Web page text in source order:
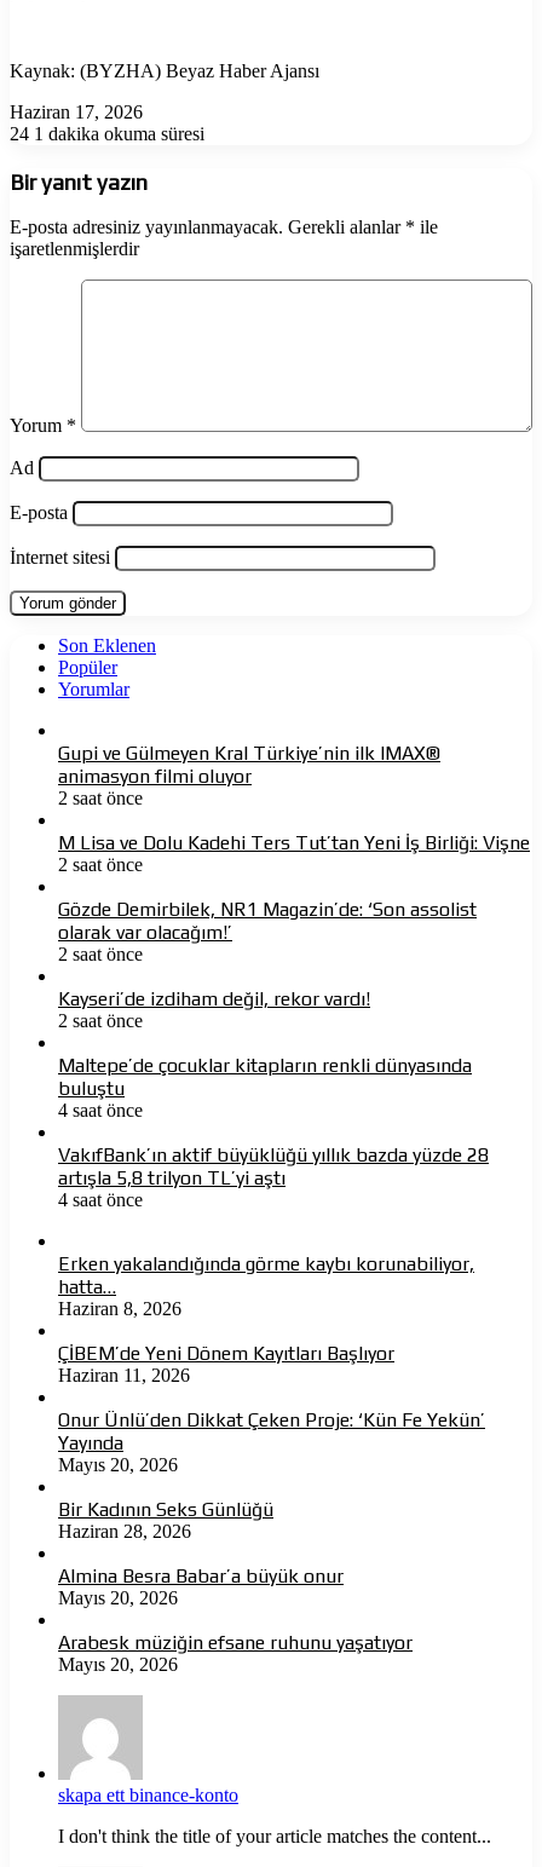
Kaynak: (BYZHA) Beyaz Haber Ajansı
Haziran 17, 2026
24 1 dakika okuma süresi
Bir yanıt yazın
E-posta adresiniz yayınlanmayacak. Gerekli alanlar * ile
işaretlenmişlerdir
Yorum *
Ad
E-posta
İnternet sitesi
Son Eklenen
Popüler
Yorumlar
Gupi ve Gülmeyen Kral Türkiye’nin ilk IMAX®
animasyon filmi oluyor
2 saat önce
M Lisa ve Dolu Kadehi Ters Tut’tan Yeni İş Birliği: Vişne
2 saat önce
Gözde Demirbilek, NR1 Magazin’de: ‘Son assolist
olarak var olacağım!’
2 saat önce
Kayseri’de izdiham değil, rekor vardı!
2 saat önce
Maltepe’de çocuklar kitapların renkli dünyasında
buluştu
4 saat önce
VakıfBank’ın aktif büyüklüğü yıllık bazda yüzde 28
artışla 5,8 trilyon TL’yi aştı
4 saat önce
Erken yakalandığında görme kaybı korunabiliyor,
hatta…
Haziran 8, 2026
ÇİBEM’de Yeni Dönem Kayıtları Başlıyor
Haziran 11, 2026
Onur Ünlü’den Dikkat Çeken Proje: ‘Kün Fe Yekün’
Yayında
Mayıs 20, 2026
Bir Kadının Seks Günlüğü
Haziran 28, 2026
Almina Besra Babar’a büyük onur
Mayıs 20, 2026
Arabesk müziğin efsane ruhunu yaşatıyor
Mayıs 20, 2026
skapa ett binance-konto
I don't think the title of your article matches the content...